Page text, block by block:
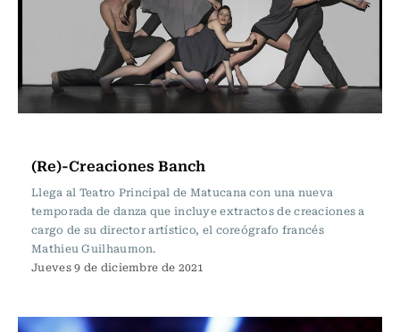
(Re)-Creaciones Banch
Llega al Teatro Principal de Matucana con una nueva
temporada de danza que incluye extractos de creaciones a
cargo de su director artístico, el coreógrafo francés
Mathieu Guilhaumon.
Jueves 9 de diciembre de 2021